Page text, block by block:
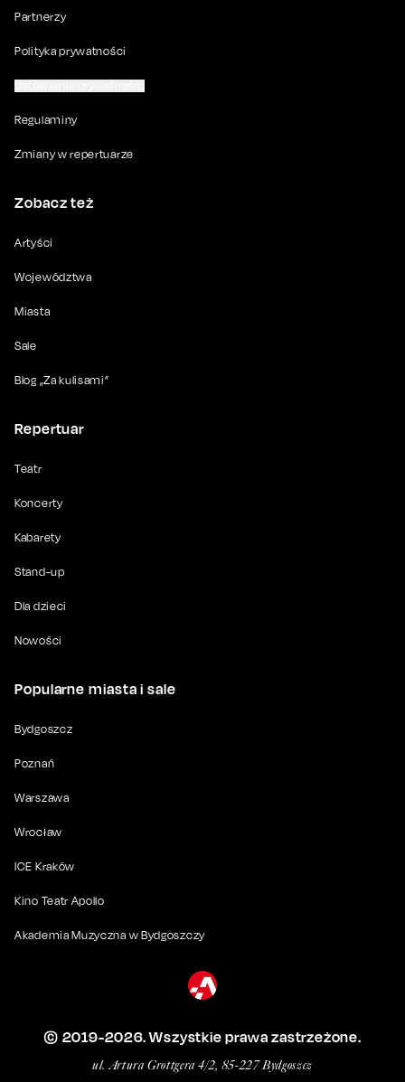
Partnerzy
Polityka prywatności
Regulaminy
Zmiany w repertuarze
Zobacz też
Artyści
Województwa
Miasta
Sale
Blog „Za kulisami”
Repertuar
Teatr
Koncerty
Kabarety
Stand-up
Dla dzieci
Nowości
Popularne miasta i sale
Bydgoszcz
Poznań
Warszawa
Wrocław
ICE Kraków
Kino Teatr Apollo
Akademia Muzyczna w Bydgoszczy
© 2019-2026. Wszystkie prawa zastrzeżone.
ul. Artura Grottgera 4/2, 85-227 Bydgoszcz